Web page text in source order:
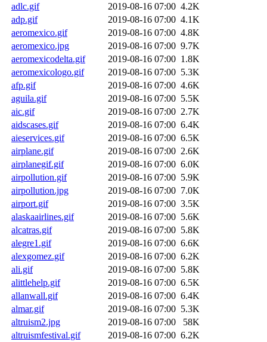
adlc.gif
2019-08-16 07:00 4.2K
adp.gif
2019-08-16 07:00 4.1K
aeromexico.gif
2019-08-16 07:00 4.8K
aeromexico.jpg
2019-08-16 07:00 9.7K
aeromexicodelta.gif
2019-08-16 07:00 1.8K
aeromexicologo.gif
2019-08-16 07:00 5.3K
afp.gif
2019-08-16 07:00 4.6K
aguila.gif
2019-08-16 07:00 5.5K
aic.gif
2019-08-16 07:00 2.7K
aidscases.gif
2019-08-16 07:00 6.4K
aieservices.gif
2019-08-16 07:00 6.5K
airplane.gif
2019-08-16 07:00 2.6K
airplanegif.gif
2019-08-16 07:00 6.0K
airpollution.gif
2019-08-16 07:00 5.9K
airpollution.jpg
2019-08-16 07:00 7.0K
airport.gif
2019-08-16 07:00 3.5K
alaskaairlines.gif
2019-08-16 07:00 5.6K
alcatras.gif
2019-08-16 07:00 5.8K
alegre1.gif
2019-08-16 07:00 6.6K
alexgomez.gif
2019-08-16 07:00 6.2K
ali.gif
2019-08-16 07:00 5.8K
alittlehelp.gif
2019-08-16 07:00 6.5K
allanwall.gif
2019-08-16 07:00 6.4K
almar.gif
2019-08-16 07:00 5.3K
altruism2.jpg
2019-08-16 07:00
58K
altruismfestival.gif
2019-08-16 07:00 6.2K